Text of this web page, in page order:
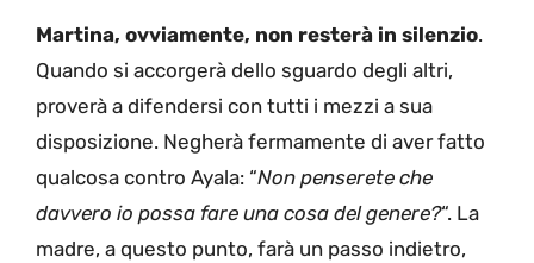
Martina, ovviamente, non resterà in silenzio.
Quando si accorgerà dello sguardo degli altri,
proverà a difendersi con tutti i mezzi a sua
disposizione. Negherà fermamente di aver fatto
qualcosa contro Ayala: “Non penserete che
davvero io possa fare una cosa del genere?“. La
madre, a questo punto, farà un passo indietro,